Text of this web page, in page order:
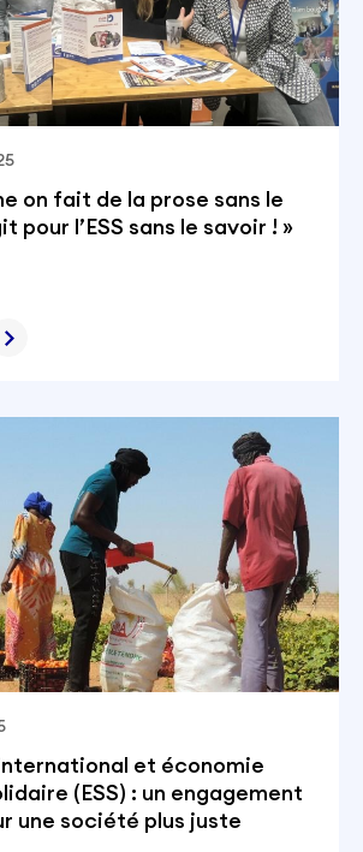
on fait de la prose sans le
pour l’ESS sans le savoir ! »
et économie
(ESS) : un engagement
une société plus juste